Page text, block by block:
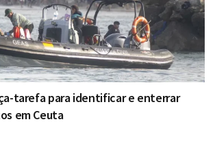
tarefa para identificar e enterrar
em Ceuta